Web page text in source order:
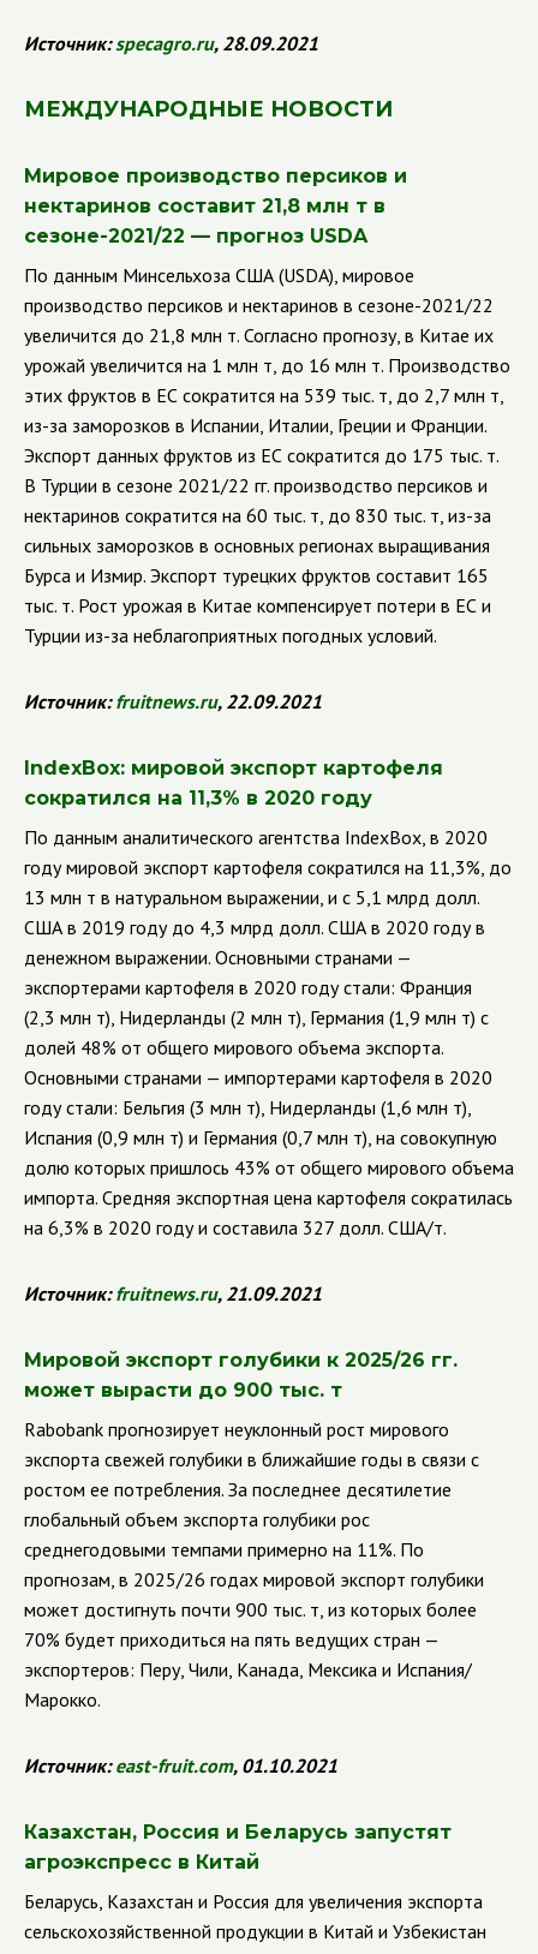
Источник:specagro.ru, 28.09.2021
МЕЖДУНАРОДНЫЕ НОВОСТИ
Мировое производство персиков и
нектаринов составит 21,8 млн т в
сезоне-2021/22 — прогноз USDA
По данным Минсельхоза США (USDA), мировое
производство персиков и нектаринов в сезоне-2021/22
увеличится до 21,8 млн т. Согласно прогнозу, в Китае их
урожай увеличится на 1 млн т, до 16 млн т. Производство
этих фруктов в ЕС сократится на 539 тыс. т, до 2,7 млн т,
из-за заморозков в Испании, Италии, Греции и Франции.
Экспорт данных фруктов из ЕС сократится до 175 тыс. т.
В Турции в сезоне 2021/22 гг. производство персиков и
нектаринов сократится на 60 тыс. т, до 830 тыс. т, из-за
сильных заморозков в основных регионах выращивания
Бурса и Измир. Экспорт турецких фруктов составит 165
тыс. т. Рост урожая в Китае компенсирует потери в ЕС и
Турции из-за неблагоприятных погодных условий.
Источник:fruitnews.ru, 22.09.2021
IndexBox: мировой экспорт картофеля
сократился на 11,3% в 2020 году
По данным аналитического агентства IndexBox, в 2020
году мировой экспорт картофеля сократился на 11,3%, до
13 млн т в натуральном выражении, и с 5,1 млрд долл.
США в 2019 году до 4,3 млрд долл. США в 2020 году в
денежном выражении. Основными странами —
экспортерами картофеля в 2020 году стали: Франция
(2,3 млн т), Нидерланды (2 млн т), Германия (1,9 млн т) с
долей 48% от общего мирового объема экспорта.
Основными странами — импортерами картофеля в 2020
году стали: Бельгия (3 млн т), Нидерланды (1,6 млн т),
Испания (0,9 млн т) и Германия (0,7 млн т), на совокупную
долю которых пришлось 43% от общего мирового объема
импорта. Средняя экспортная цена картофеля сократилась
на 6,3% в 2020 году и составила 327 долл. США/т.
Источник:fruitnews.ru, 21.09.2021
Мировой экспорт голубики к 2025/26 гг.
может вырасти до 900 тыс. т
Rabobank прогнозирует неуклонный рост мирового
экспорта свежей голубики в ближайшие годы в связи с
ростом ее потребления. За последнее десятилетие
глобальный объем экспорта голубики рос
среднегодовыми темпами примерно на 11%. По
прогнозам, в 2025/26 годах мировой экспорт голубики
может достигнуть почти 900 тыс. т, из которых более
70% будет приходиться на пять ведущих стран —
экспортеров: Перу, Чили, Канада, Мексика и Испания/
Марокко.
Источник:east-fruit.com, 01.10.2021
Казахстан, Россия и Беларусь запустят
агроэкспресс в Китай
Беларусь, Казахстан и Россия для увеличения экспорта
сельскохозяйственной продукции в Китай и Узбекистан